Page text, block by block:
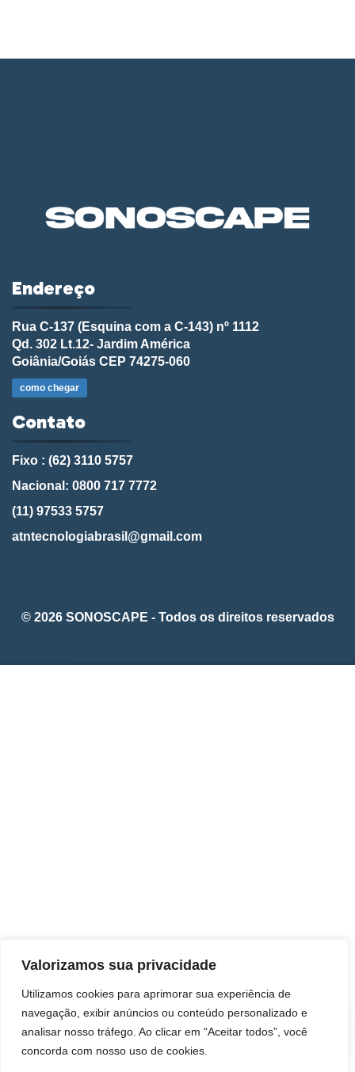
Valorizamos sua privacidade
Utilizamos cookies para aprimorar sua experiência de
navegação, exibir anúncios ou conteúdo personalizado e
analisar nosso tráfego. Ao clicar em “Aceitar todos”, você
concorda com nosso uso de cookies.
Endereço
Rua C-137 (Esquina com a C-143) nº 1112
Qd. 302 Lt.12- Jardim América
Goiânia/Goiás CEP 74275-060
como chegar
Contato
Fixo : (62) 3110 5757
Nacional: 0800 717 7772
(11) 97533 5757
atntecnologiabrasil@gmail.com
© 2026 SONOSCAPE - Todos os direitos reservados